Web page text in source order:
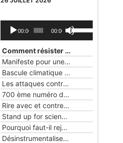
Lecteur
audio
00:00 00:00
Utilisez
les
haut/bas
pour
augmenter
ou
diminuer
Comment résister aux dangers des réseaux sociaux pour la démocratie ?
Manifeste pour une éthique du numérique
Bascule climatique — 24 MAI 2026
Les attaques contre la science et la démocratie aux Etats-Unis et en France
700 ème numéro des Cahiers rationalistes
Rire avec et contre les objets
Stand up for science !
Pourquoi faut-il rejoindre l'Union rationaliste ?
Désinstrumentaliser la laïcité